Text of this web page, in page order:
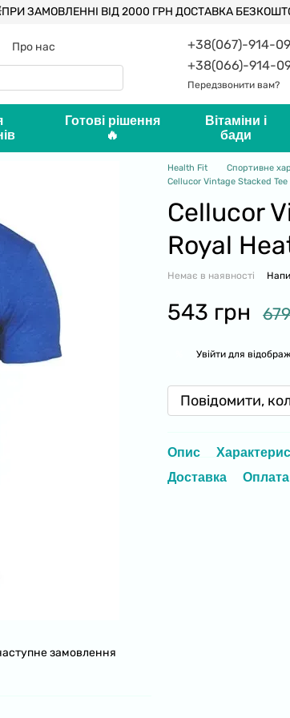
ЗАМОВЛЕННІ ВІД 2000 ГРН ДОСТАВКА
Про нас
+38(067)-914-
+38(066)-914-
Передзвонити вам?
Готові рішення
🔥
Вітаміни і
бади
замовлення
Health Fit Спортивне
Cellucor Vintage Stacked
Cellucor
Royal
Немає в наявності
543 грн
Увійти для
Повідомити,
Опис
Доставка
Оплата